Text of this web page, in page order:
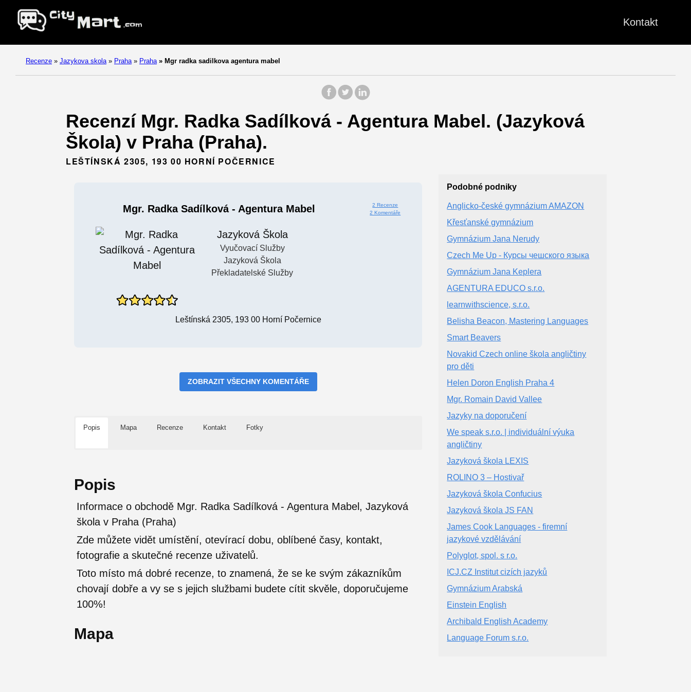
Kontakt
Recenze » Jazykova skola » Praha » Praha » Mgr radka sadilkova agentura mabel
Recenzí Mgr. Radka Sadílková - Agentura Mabel. (Jazyková
Škola) v Praha (Praha).
LEŠTÍNSKÁ 2305, 193 00 HORNÍ POČERNICE
Mgr. Radka Sadílková - Agentura Mabel
2 Recenze
2 Komentáře
Jazyková Škola
Vyučovací Služby
Jazyková Škola
Překladatelské Služby
Leštínská 2305, 193 00 Horní Počernice
ZOBRAZIT VŠECHNY KOMENTÁŘE
Popis Mapa Recenze Kontakt Fotky
Popis
Informace o obchodě Mgr. Radka Sadílková - Agentura Mabel, Jazyková
škola v Praha (Praha)
Zde můžete vidět umístění, otevírací dobu, oblíbené časy, kontakt,
fotografie a skutečné recenze uživatelů.
Toto místo má dobré recenze, to znamená, že se ke svým zákazníkům
chovají dobře a vy se s jejich službami budete cítit skvěle, doporučujeme
100%!
Mapa
Podobné podniky
Anglicko-české gymnázium AMAZON
Křesťanské gymnázium
Gymnázium Jana Nerudy
Czech Me Up - Курсы чешского языка
Gymnázium Jana Keplera
AGENTURA EDUCO s.r.o.
learnwithscience, s.r.o.
Belisha Beacon, Mastering Languages
Smart Beavers
Novakid Czech online škola angličtiny
pro děti
Helen Doron English Praha 4
Mgr. Romain David Vallee
Jazyky na doporučení
We speak s.r.o. | individuální výuka
angličtiny
Jazyková škola LEXIS
ROLINO 3 – Hostivař
Jazyková škola Confucius
Jazyková škola JS FAN
James Cook Languages - firemní
jazykové vzdělávání
Polyglot, spol. s r.o.
ICJ.CZ Institut cizích jazyků
Gymnázium Arabská
Einstein English
Archibald English Academy
Language Forum s.r.o.